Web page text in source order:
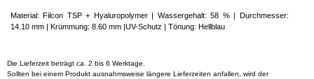
Material: Filcon TSP + Hyaluropolymer | Wassergehalt: 58 % | Durchmesser:
14.10 mm | Krümmung: 8.60 mm |UV-Schutz | Tönung: Hellblau
Die Lieferzeit beträgt ca. 2 bis 6 Werktage.
Sollten bei einem Produkt ausnahmsweise längere Lieferzeiten anfallen, wird der